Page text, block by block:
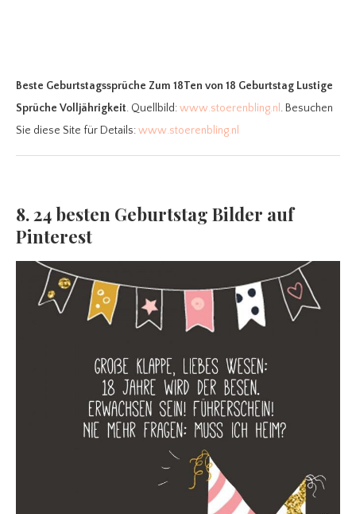
Beste Geburtstagssprüche Zum 18Ten von 18 Geburtstag Lustige
Sprüche Volljährigkeit. Quellbild:www.stoerenbling.nl . Besuchen
Sie diese Site für Details:www.stoerenbling.nl
8. 24 besten Geburtstag Bilder auf
Pinterest